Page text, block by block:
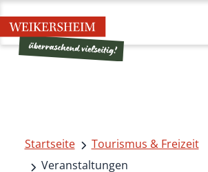
Startseite
Tourismus & Freizeit
Veranstaltungen